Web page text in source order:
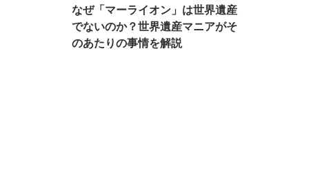
なぜ「マーライオン」は世界遺産
でないのか？世界遺産マニアがそ
のあたりの事情を解説